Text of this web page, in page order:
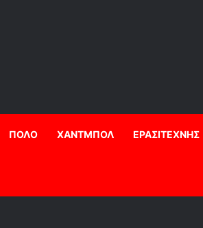
ΠΟΛΟ ΧΑΝΤΜΠΟΛ ΕΡΑΣΙΤΕΧΝΗΣ